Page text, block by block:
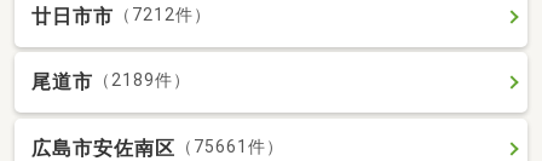
廿日市市 （7212件）
尾道市 （2189件）
広島市安佐南区 （75661件）